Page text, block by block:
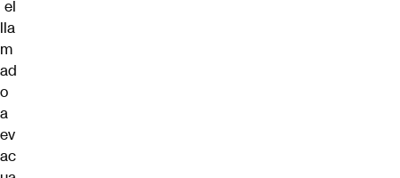
el
lla
m
ad
o
a
ev
ac